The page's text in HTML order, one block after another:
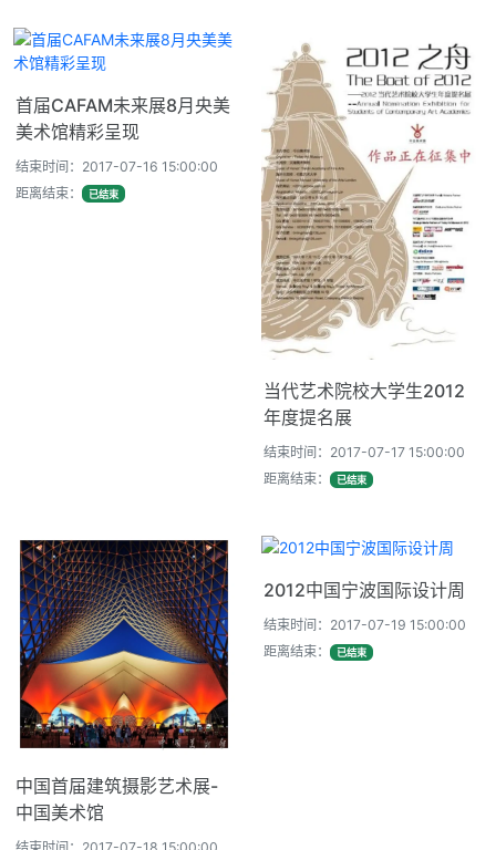
首届CAFAM未来展8月央美
美术馆精彩呈现
结束时间：2017-07-16 15:00:00
距离结束：
已结束
当代艺术院校大学生2012
年度提名展
结束时间：2017-07-17 15:00:00
距离结束：
已结束
中国首届建筑摄影艺术展-
中国美术馆
2012中国宁波国际设计周
结束时间：2017-07-19 15:00:00
距离结束：
已结束